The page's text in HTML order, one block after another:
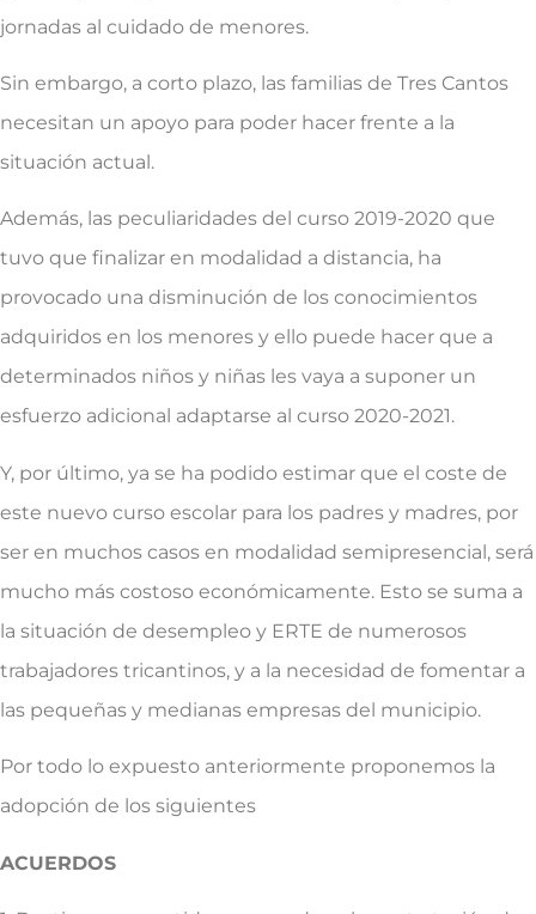
jornadas al cuidado de menores.
Sin embargo, a corto plazo, las familias de Tres Cantos
necesitan un apoyo para poder hacer frente a la
situación actual.
Además, las peculiaridades del curso 2019-2020 que
tuvo que finalizar en modalidad a distancia, ha
provocado una disminución de los conocimientos
adquiridos en los menores y ello puede hacer que a
determinados niños y niñas les vaya a suponer un
esfuerzo adicional adaptarse al curso 2020-2021.
Y, por último, ya se ha podido estimar que el coste de
este nuevo curso escolar para los padres y madres, por
ser en muchos casos en modalidad semipresencial, será
mucho más costoso económicamente. Esto se suma a
la situación de desempleo y ERTE de numerosos
trabajadores tricantinos, y a la necesidad de fomentar a
las pequeñas y medianas empresas del municipio.
Por todo lo expuesto anteriormente proponemos la
adopción de los siguientes
ACUERDOS